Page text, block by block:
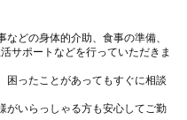
どの身体的介助、食事の準備、
サポートなどを行っていただきま
困ったことがあってもすぐに相談
がいらっしゃる方も安心してご勤